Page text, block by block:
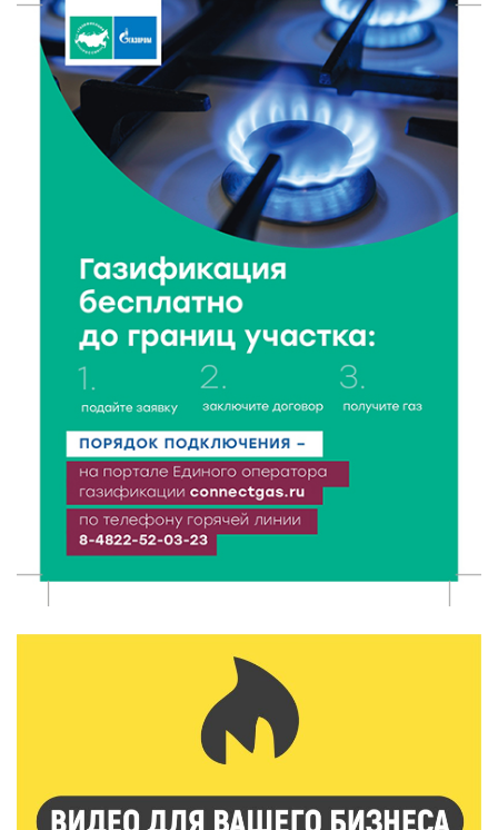
В Твери пройдёт дополнительный день приёма в
колледжи
6 Авг 2026 16:37 128
Исследование: ежемесячная смена категорий
кешбэка создает волны спроса
219
Тверские «Романтики» покорили Витебск своей
хореографией
6 Авг 2026 16:08 240
Виталий Королев наградил строителей и
анонсировал новые проекты
6 Авг 2026 16:02 101
Объем выдачи ипотеки в России вырос на 38%
6 Авг 2026 16:01 140
Калининские футболисты представят Тверскую
спорта»
297
Голубев проверил школы и детсады Зубцова к 1
6 Авг 2026 15:01 170